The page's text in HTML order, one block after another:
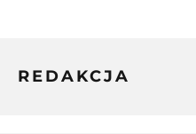
REDAKCJA